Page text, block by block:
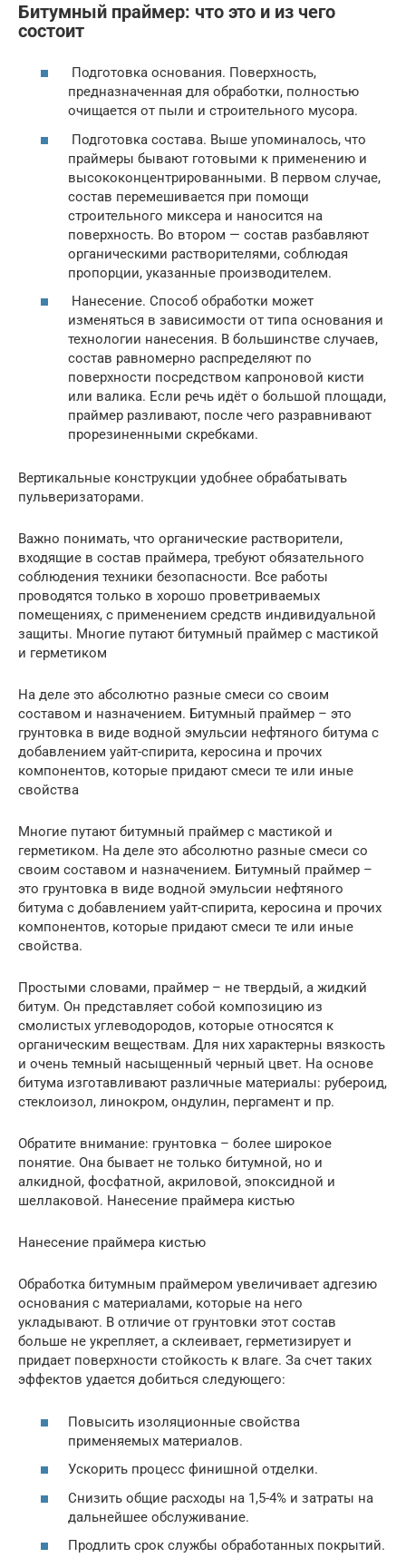
Битумный праймер: что это и из чего
состоит
Подготовка основания. Поверхность,
предназначенная для обработки, полностью
очищается от пыли и строительного мусора.
Подготовка состава. Выше упоминалось, что
праймеры бывают готовыми к применению и
высококонцентрированными. В первом случае,
состав перемешивается при помощи
строительного миксера и наносится на
поверхность. Во втором — состав разбавляют
органическими растворителями, соблюдая
пропорции, указанные производителем.
Нанесение. Способ обработки может
изменяться в зависимости от типа основания и
технологии нанесения. В большинстве случаев,
состав равномерно распределяют по
поверхности посредством капроновой кисти
или валика. Если речь идёт о большой площади,
праймер разливают, после чего разравнивают
прорезиненными скребками.
Вертикальные конструкции удобнее обрабатывать
пульверизаторами.
Важно понимать, что органические растворители,
входящие в состав праймера, требуют обязательного
соблюдения техники безопасности. Все работы
проводятся только в хорошо проветриваемых
помещениях, с применением средств индивидуальной
защиты. Многие путают битумный праймер с мастикой
и герметиком
На деле это абсолютно разные смеси со своим
составом и назначением. Битумный праймер – это
грунтовка в виде водной эмульсии нефтяного битума с
добавлением уайт-спирита, керосина и прочих
компонентов, которые придают смеси те или иные
свойства
Многие путают битумный праймер с мастикой и
герметиком. На деле это абсолютно разные смеси со
своим составом и назначением. Битумный праймер –
это грунтовка в виде водной эмульсии нефтяного
битума с добавлением уайт-спирита, керосина и прочих
компонентов, которые придают смеси те или иные
свойства.
Простыми словами, праймер – не твердый, а жидкий
битум. Он представляет собой композицию из
смолистых углеводородов, которые относятся к
органическим веществам. Для них характерны вязкость
и очень темный насыщенный черный цвет. На основе
битума изготавливают различные материалы: рубероид,
стеклоизол, линокром, ондулин, пергамент и пр.
Обратите внимание: грунтовка – более широкое
понятие. Она бывает не только битумной, но и
алкидной, фосфатной, акриловой, эпоксидной и
шеллаковой. Нанесение праймера кистью
Нанесение праймера кистью
Обработка битумным праймером увеличивает адгезию
основания с материалами, которые на него
укладывают. В отличие от грунтовки этот состав
больше не укрепляет, а склеивает, герметизирует и
придает поверхности стойкость к влаге. За счет таких
эффектов удается добиться следующего:
Повысить изоляционные свойства
применяемых материалов.
Ускорить процесс финишной отделки.
Снизить общие расходы на 1,5-4% и затраты на
дальнейшее обслуживание.
Продлить срок службы обработанных покрытий.